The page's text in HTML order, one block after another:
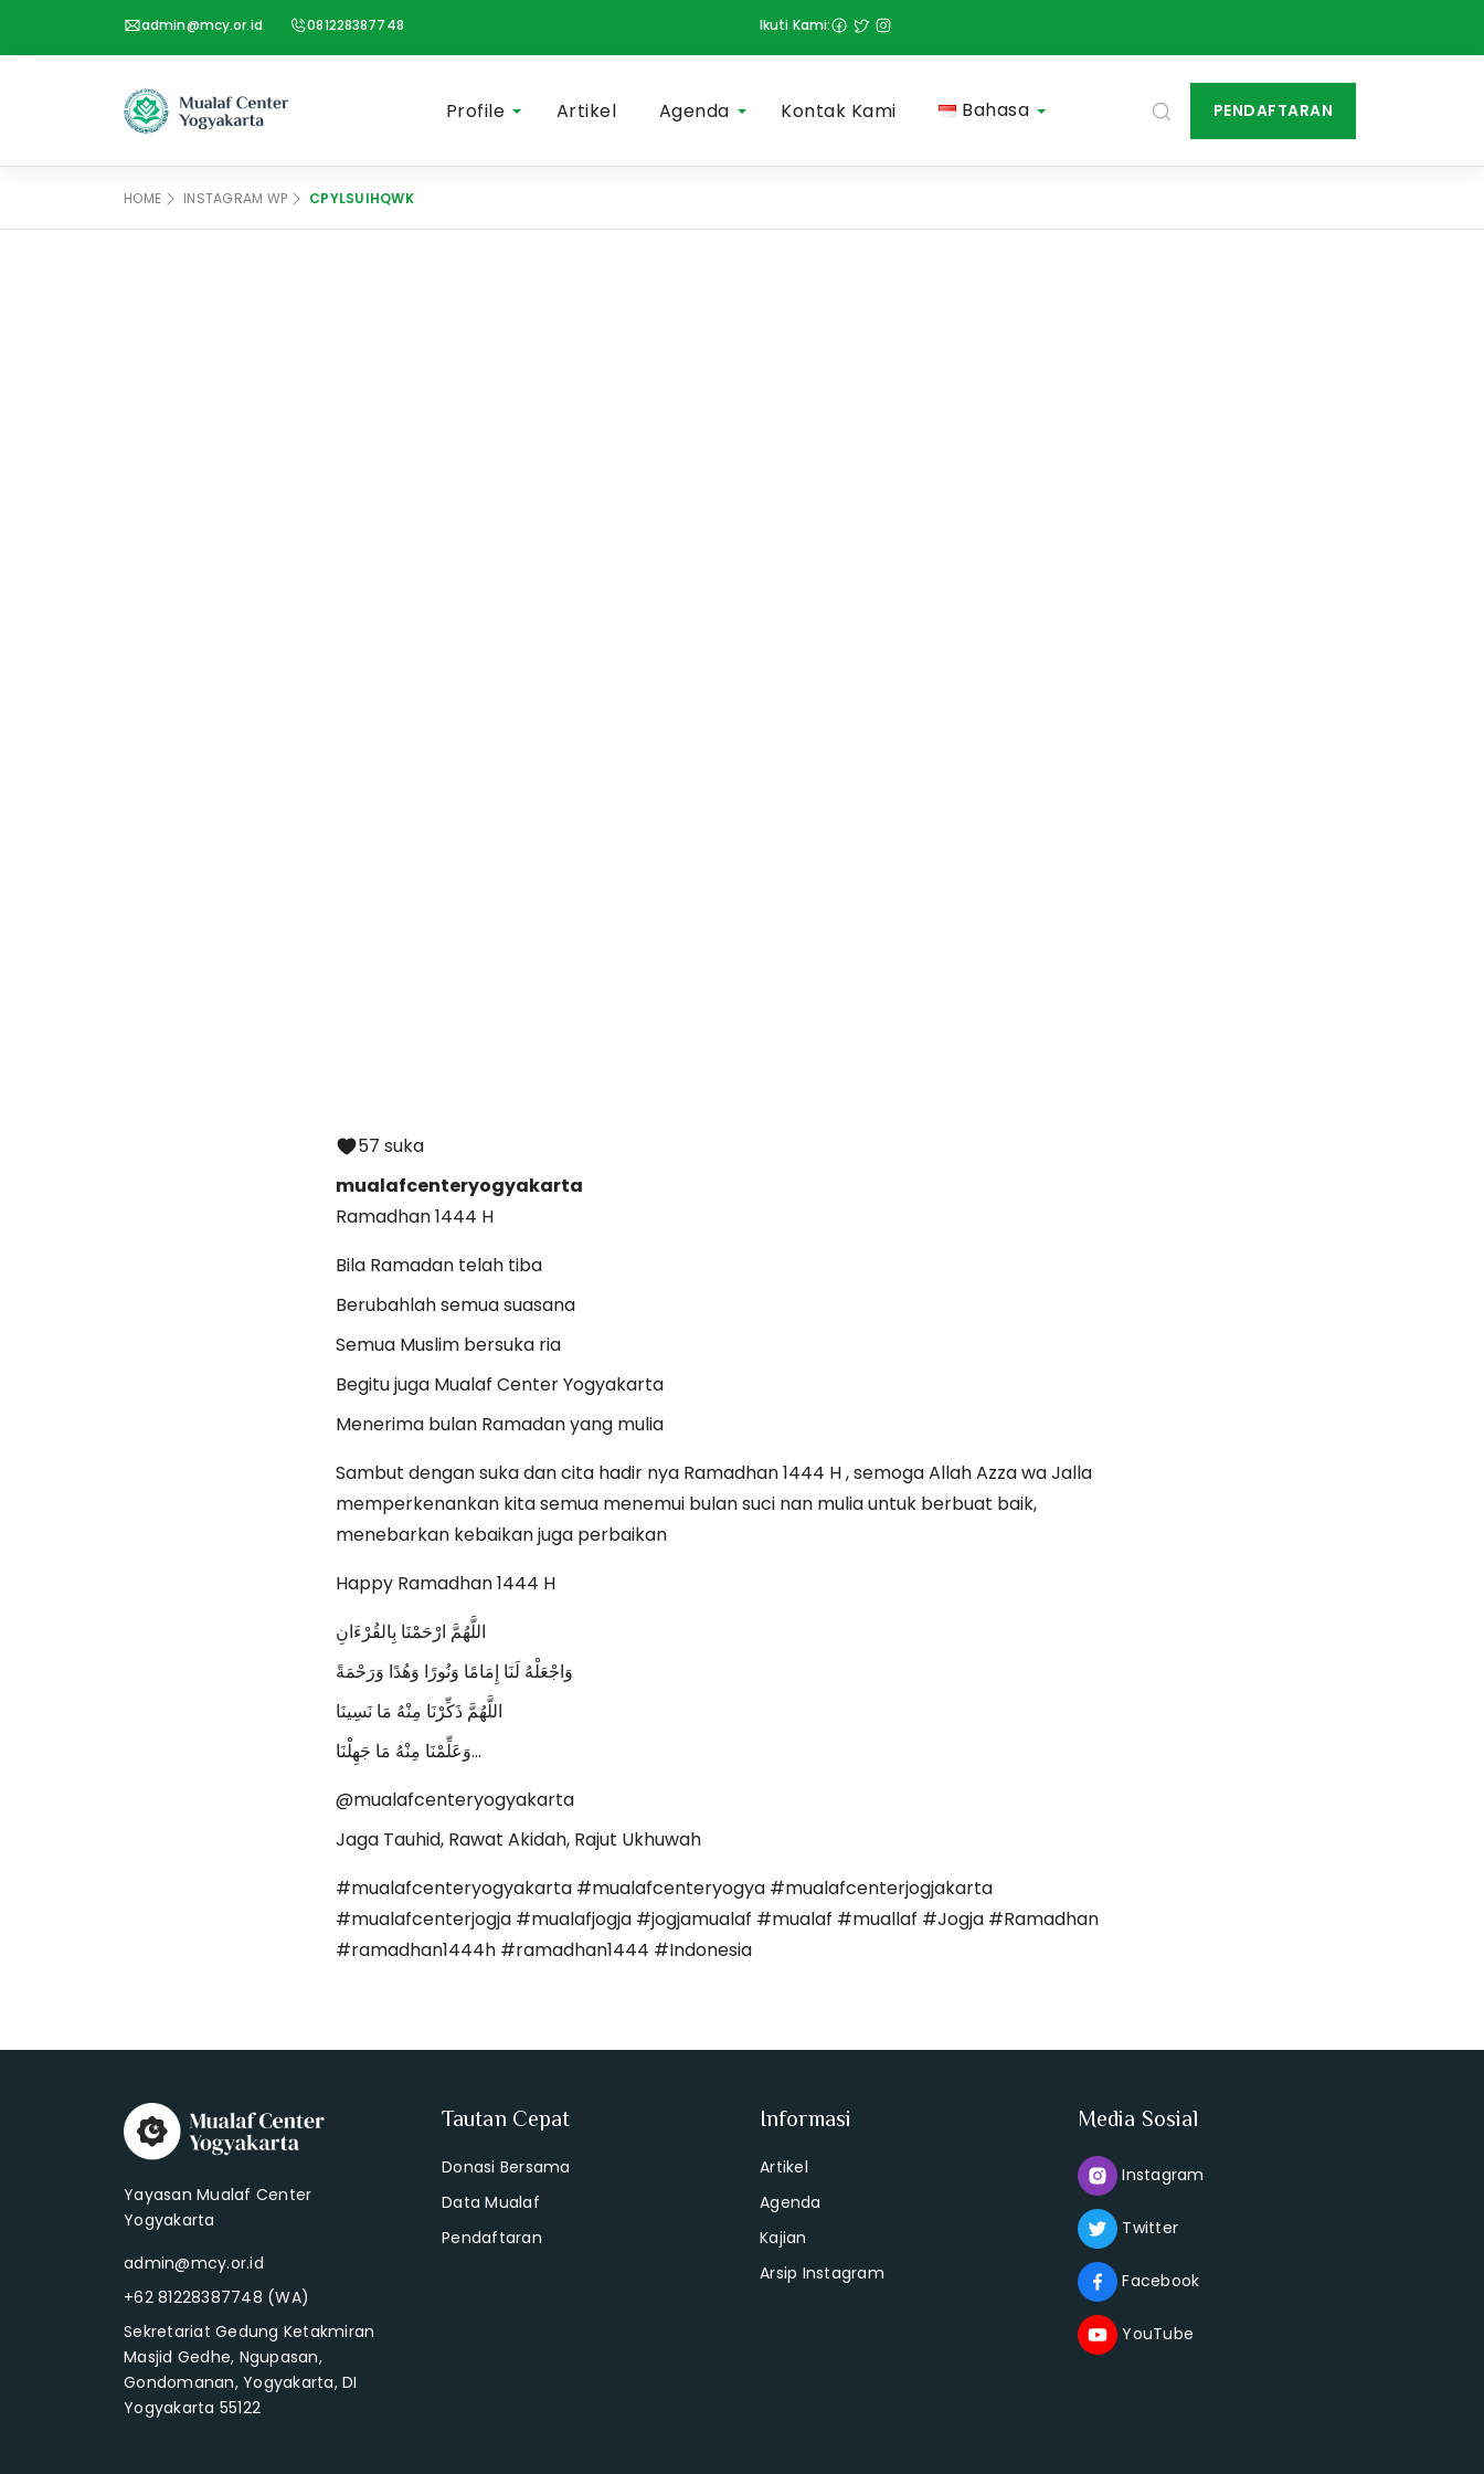
admin@mcy.or.id 081228387748 Ikuti Kami:
Profile MoreArtikel Agenda MoreKontak Kami Bahasa PENDAFTARAN
HOME INSTAGRAM WP CPYLSUIHQWK
57 suka
mualafcenteryogyakarta
Ramadhan 1444 H
Bila Ramadan telah tiba
Berubahlah semua suasana
Semua Muslim bersuka ria
Begitu juga Mualaf Center Yogyakarta
Menerima bulan Ramadan yang mulia
Sambut dengan suka dan cita hadir nya Ramadhan 1444 H , semoga Allah Azza wa Jalla
memperkenankan kita semua menemui bulan suci nan mulia untuk berbuat baik,
menebarkan kebaikan juga perbaikan
Happy Ramadhan 1444 H
اللَّهُمَّ ارْحَمْنَا بِالقُرْءَانِ
وَاجْعَلْهُ لَنَا إِمَامًا وَنُورًا وَهُدًا وَرَحْمَةً
اللَّهُمَّ ذَكِّرْنَا مِنْهُ مَا نَسِينَا
وَعَلِّمْنَا مِنْهُ مَا جَهِلْنَا…
@mualafcenteryogyakarta
Jaga Tauhid, Rawat Akidah, Rajut Ukhuwah
#mualafcenteryogyakarta #mualafcenteryogya #mualafcenterjogjakarta
#mualafcenterjogja #mualafjogja #jogjamualaf #mualaf #muallaf #Jogja #Ramadhan
#ramadhan1444h #ramadhan1444 #Indonesia
Yayasan Mualaf Center
Yogyakarta
admin@mcy.or.id
+62 81228387748 (WA)
Sekretariat Gedung Ketakmiran
Masjid Gedhe, Ngupasan,
Gondomanan, Yogyakarta, DI
Yogyakarta 55122
Tautan Cepat
Donasi Bersama
Data Mualaf
Pendaftaran
Informasi
Artikel
Agenda
Kajian
Arsip Instagram
Media Sosial
Instagram
Twitter
Facebook
YouTube